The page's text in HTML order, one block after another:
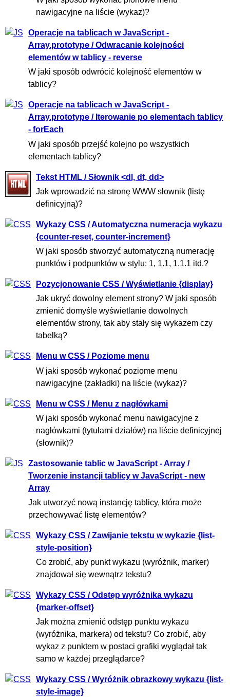
nawigacyjne na liście (wykaz)?
Operacje na tablicach w JavaScript -
Array.prototype / Odwracanie kolejności
elementów w tablicy - reverse
W jaki sposób odwrócić kolejność elementów w
tablicy?
Operacje na tablicach w JavaScript -
Array.prototype / Iterowanie po elementach tablicy
- forEach
W jaki sposób przejść kolejno po wszystkich
elementach tablicy?
Tekst HTML / Słownik <dl, dt, dd>
Jak wprowadzić na stronę WWW słownik (listę
definicyjną)?
Wykazy CSS / Automatyczna numeracja wykazu
{counter-reset, counter-increment}
W jaki sposób stworzyć automatyczną numerację
punktów i podpunktów w stylu: 1, 1.1, 1.1.1 itd.?
Pozycjonowanie CSS / Wyświetlanie {display}
Jak ukryć dowolny element strony? W jaki sposób
zmienić domyśle wyświetlanie dowolnych
elementów strony, tak aby stały się wykazem czy
tabelką?
Menu w CSS / Poziome menu
W jaki sposób wykonać poziome menu
nawigacyjne (zakładki) na liście (wykaz)?
Menu w CSS / Menu z nagłówkami
W jaki sposób wykonać menu nawigacyjne z
nagłówkami (tytułami działów) na liście definicyjnej
(słownik)?
Zastosowanie tablic w JavaScript - Array /
Tworzenie instancji tablicy w JavaScript - new
Array
Jak utworzyć nową instancję tablicy, która może
przechowywać listę elementów?
Wykazy CSS / Zawijanie tekstu w wykazie {list-
style-position}
Co zrobić, aby punkt wykazu (wyróżnik, marker)
znajdował się wewnątrz tekstu?
Wykazy CSS / Odstęp wyróżnika wykazu
{marker-offset}
Jak można zmienić odstęp punktu wykazu
(wyróżnika, markera) od tekstu? Co zrobić, aby
wykaz z punktem w postaci grafiki wyglądał tak
samo w każdej przeglądarce?
Wykazy CSS / Wyróżnik obrazkowy wykazu {list-
style-image}